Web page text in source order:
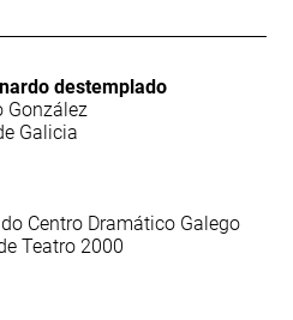
destemplado
González
Galicia
Centro Dramático Galego
Teatro 2000